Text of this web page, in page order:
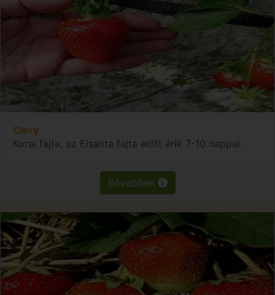
Clery
Korai fajta, az Elsanta fajta előtt érik 7-10 nappal.
Bővebben